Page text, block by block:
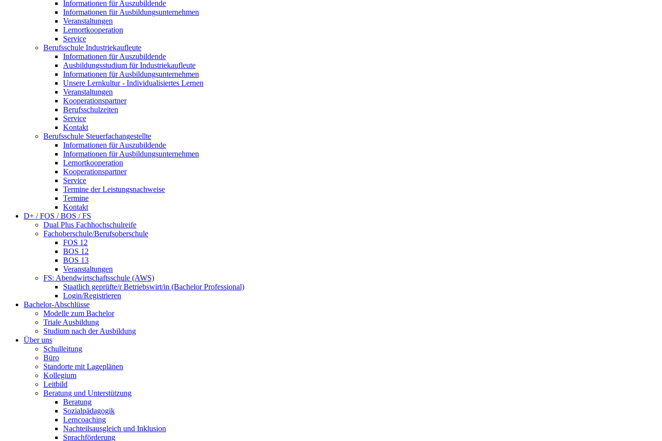
Informationen für Auszubildende
Informationen für Ausbildungsunternehmen
Veranstaltungen
Lernortkooperation
Service
Berufsschule Industriekaufleute
Informationen für Auszubildende
Ausbildungsstudium für Industriekaufleute
Informationen für Ausbildungsunternehmen
Unsere Lernkultur - Individualisiertes Lernen
Veranstaltungen
Kooperationspartner
Berufsschulzeiten
Service
Kontakt
Berufsschule Steuerfachangestellte
Informationen für Auszubildende
Informationen für Ausbildungsunternehmen
Lernortkooperation
Kooperationspartner
Service
Termine der Leistungsnachweise
Termine
Kontakt
D+ / FOS / BOS / FS
Dual Plus Fachhochschulreife
Fachoberschule/Berufsoberschule
FOS 12
BOS 12
BOS 13
Veranstaltungen
FS: Abendwirtschaftsschule (AWS)
Staatlich geprüfte/r Betriebswirt/in (Bachelor Professional)
Login/Registrieren
Bachelor-Abschlüsse
Modelle zum Bachelor
Triale Ausbildung
Studium nach der Ausbildung
Über uns
Schulleitung
Büro
Standorte mit Lageplänen
Kollegium
Leitbild
Beratung und Unterstützung
Beratung
Sozialpädagogik
Lerncoaching
Nachteilsausgleich und Inklusion
Sprachförderung